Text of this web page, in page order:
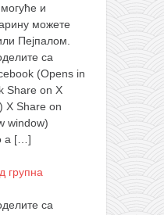
и
можете
Пејпалом.
са
(Opens in
Share on X
X Share on
window)
a […]
групна
са